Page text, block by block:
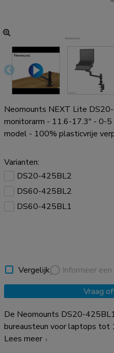
Neomounts NEXT Lite
monitorarm - 11.6-17.3" - 0-
model - 100% plasticvrije
Varianten:
DS20-425BL2
DS60-425BL2
DS60-425BL1
Vergelijk
Informeer
Vraag
De Neomounts DS20-
bureausteun voor laptops tot
draagvermogen van 5 kg.
Lees meer